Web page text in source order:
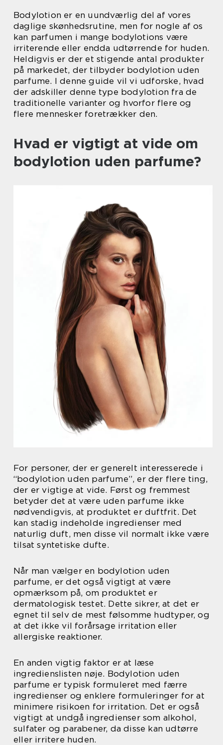
Bodylotion er en uundværlig del af vores
daglige skønhedsrutine, men for nogle af os
kan parfumen i mange bodylotions være
irriterende eller endda udtørrende for huden.
Heldigvis er der et stigende antal produkter
på markedet, der tilbyder bodylotion uden
parfume. I denne guide vil vi udforske, hvad
der adskiller denne type bodylotion fra de
traditionelle varianter og hvorfor flere og
flere mennesker foretrækker den.
Hvad er vigtigt at vide om
bodylotion uden parfume?
For personer, der er generelt interesserede i
“bodylotion uden parfume”, er der flere ting,
der er vigtige at vide. Først og fremmest
betyder det at være uden parfume ikke
nødvendigvis, at produktet er duftfrit. Det
kan stadig indeholde ingredienser med
naturlig duft, men disse vil normalt ikke være
tilsat syntetiske dufte.
Når man vælger en bodylotion uden
parfume, er det også vigtigt at være
opmærksom på, om produktet er
dermatologisk testet. Dette sikrer, at det er
egnet til selv de mest følsomme hudtyper, og
at det ikke vil forårsage irritation eller
allergiske reaktioner.
En anden vigtig faktor er at læse
ingredienslisten nøje. Bodylotion uden
parfume er typisk formuleret med færre
ingredienser og enklere formuleringer for at
minimere risikoen for irritation. Det er også
vigtigt at undgå ingredienser som alkohol,
sulfater og parabener, da disse kan udtørre
eller irritere huden.